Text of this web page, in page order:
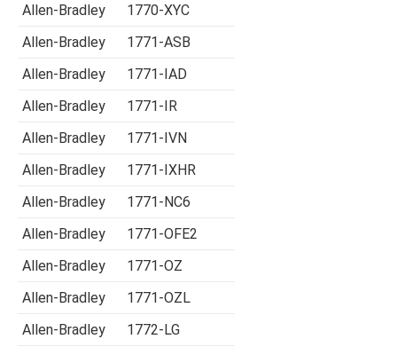
Allen-Bradley
1770-XYC
Allen-Bradley
1771-ASB
Allen-Bradley
1771-IAD
Allen-Bradley
1771-IR
Allen-Bradley
1771-IVN
Allen-Bradley
1771-IXHR
Allen-Bradley
1771-NC6
Allen-Bradley
1771-OFE2
Allen-Bradley
1771-OZ
Allen-Bradley
1771-OZL
Allen-Bradley
1772-LG